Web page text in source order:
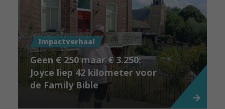
Impactverhaal
Geen € 250 maar € 3.250:
Joyce liep 42 kilometer voor
de Family Bible